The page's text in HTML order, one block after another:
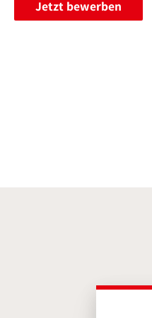
Jetzt bewerben